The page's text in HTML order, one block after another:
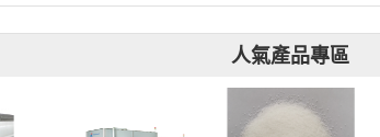
人氣產品專區